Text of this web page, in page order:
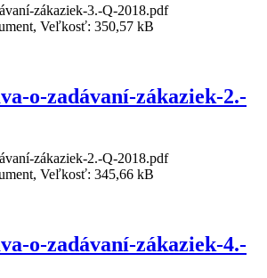
zákaziek-3.-Q-2018.pdf
Veľkosť: 350,57 kB
o-zadávaní-zákaziek-2.-
zákaziek-2.-Q-2018.pdf
Veľkosť: 345,66 kB
o-zadávaní-zákaziek-4.-